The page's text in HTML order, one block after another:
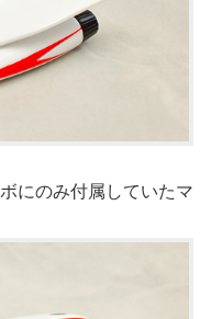
にのみ付属していたマ